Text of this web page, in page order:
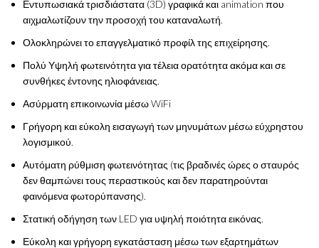
Εντυπωσιακά τρισδιάστατα (3D) γραφικά και animation που
αιχμαλωτίζουν την προσοχή του καταναλωτή.
Ολοκληρώνει το επαγγελματικό προφίλ της επιχείρησης.
Πολύ Υψηλή φωτεινότητα για τέλεια ορατότητα ακόμα και σε
συνθήκες έντονης ηλιοφάνειας.
Ασύρματη επικοινωνία μέσω WiFi
Γρήγορη και εύκολη εισαγωγή των μηνυμάτων μέσω εύχρηστου
λογισμικού.
Αυτόματη ρύθμιση φωτεινότητας (τις βραδινές ώρες ο σταυρός
δεν θαμπώνει τους περαστικούς και δεν παρατηρούνται
φαινόμενα φωτορύπανσης).
Στατική οδήγηση των LED για υψηλή ποιότητα εικόνας.
Εύκολη και γρήγορη εγκατάσταση μέσω των εξαρτημάτων